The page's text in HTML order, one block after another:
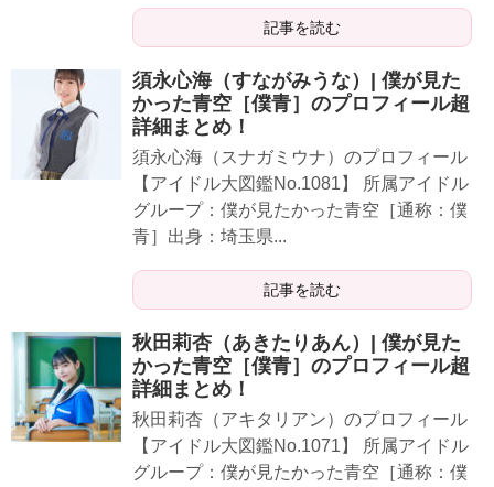
記事を読む
須永心海（すながみうな）| 僕が見た
かった青空［僕青］のプロフィール超
詳細まとめ！
須永心海（スナガミウナ）のプロフィール
【アイドル大図鑑No.1081】 所属アイドル
グループ：僕が見たかった青空［通称：僕
青］出身：埼玉県...
記事を読む
秋田莉杏（あきたりあん）| 僕が見た
かった青空［僕青］のプロフィール超
詳細まとめ！
秋田莉杏（アキタリアン）のプロフィール
【アイドル大図鑑No.1071】 所属アイドル
グループ：僕が見たかった青空［通称：僕